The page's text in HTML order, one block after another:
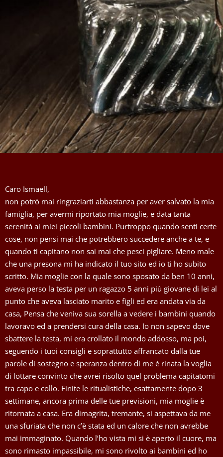
Caro Ismaell,
non potrò mai ringraziarti abbastanza per aver salvato la mia
famiglia, per avermi riportato mia moglie, e data tanta
serenità ai miei piccoli bambini. Purtroppo quando senti certe
cose, non pensi mai che potrebbero succedere anche a te, e
quando ti capitano non sai mai che pesci pigliare. Meno male
che una presona mi ha indicato il tuo sito ed io ti ho subito
scritto. Mia moglie con la quale sono sposato da ben 10 anni,
aveva perso la testa per un ragazzo 5 anni più giovane di lei al
punto che aveva lasciato marito e figli ed era andata via da
casa, Pensa che veniva sua sorella a vedere i bambini quando
lavoravo ed a prendersi cura della casa. Io non sapevo dove
sbattere la testa, mi era crollato il mondo addosso, ma poi,
seguendo i tuoi consigli e soprattutto affrancato dalla tue
parole di sostegno e speranza dentro di me è rinata la voglia
di lottare convinto che avrei risolto quel problema capitatomi
tra capo e collo. Finite le ritualistiche, esattamente dopo 3
settimane, ancora prima delle tue previsioni, mia moglie è
ritornata a casa. Era dimagrita, tremante, si aspettava da me
una sfuriata che non c’è stata ed un calore che non avrebbe
mai immaginato. Quando l’ho vista mi si è aperto il cuore, ma
sono rimasto impassibile, mi sono rivolto ai bambini ed ho